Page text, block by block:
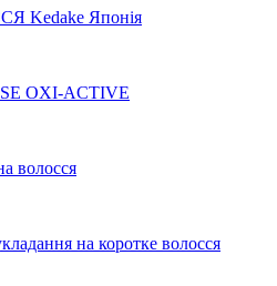
Японія
OXI-ACTIVE
волосся
на коротке волосся